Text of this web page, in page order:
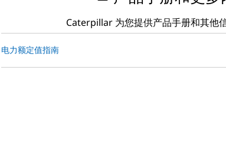
Caterpillar 为您提供产品手册和其他
电力额定值指南